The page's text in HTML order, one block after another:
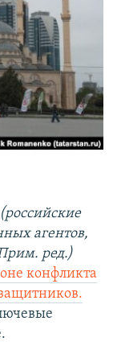
(российские
агентов,
ред.)
конфликта